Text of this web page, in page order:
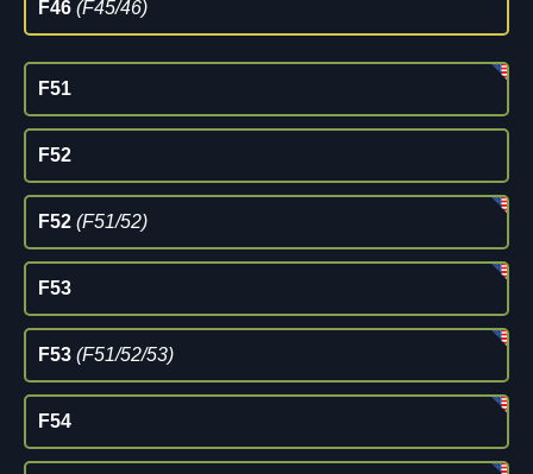
F46 (F45/46)
F51
F52
F52 (F51/52)
F53
F53 (F51/52/53)
F54